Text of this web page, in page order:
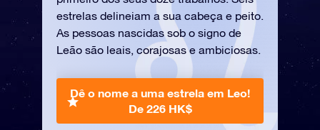
estrelas delineiam a sua cabeça e peito.
As pessoas nascidas sob o signo de
Leão são leais, corajosas e ambiciosas.
Dê o nome a uma estrela em Leo!
De 226 HK$